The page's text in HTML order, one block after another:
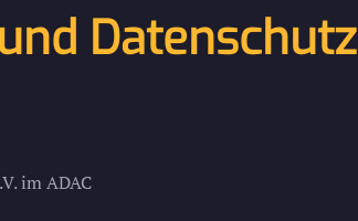
Datenschutz
im ADAC